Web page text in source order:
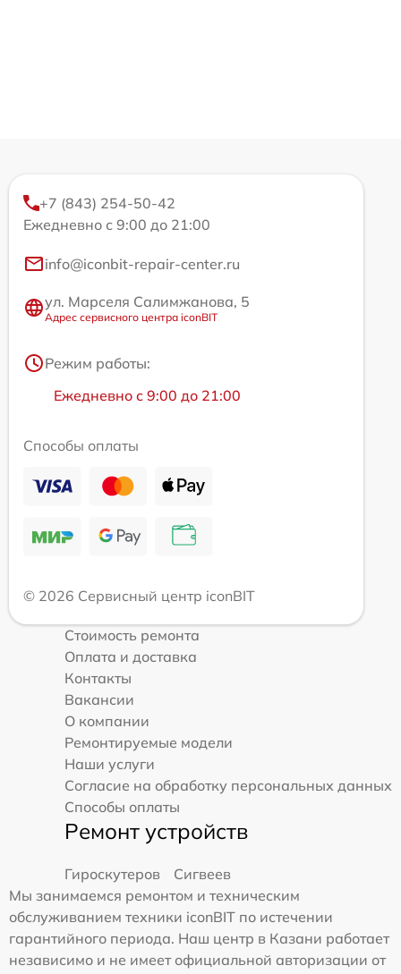
+7 (843) 254-50-42
Ежедневно с 9:00 до 21:00
info@iconbit-repair-center.ru
ул. Марселя Салимжанова, 5
Адрес сервисного центра iconBIT
Режим работы:
Ежедневно с 9:00 до 21:00
Способы оплаты
© 2026 Сервисный центр iconBIT
Стоимость ремонта
Оплата и доставка
Контакты
Вакансии
О компании
Ремонтируемые модели
Наши услуги
Согласие на обработку персональных данных
Способы оплаты
Ремонт устройств
Гироскутеров
Сигвеев
Мы занимаемся ремонтом и техническим
обслуживанием техники iconBIT по истечении
гарантийного периода. Наш центр в Казани работает
независимо и не имеет официальной авторизации от